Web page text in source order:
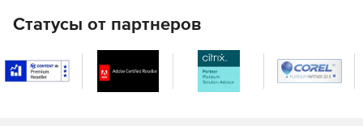
производительность работы проектировщика и
процессе работы необходимо создать 3D-модель систем
водопровода и канализации, то она генерируется
нажатием одной кнопки.
Статусы от партнеров